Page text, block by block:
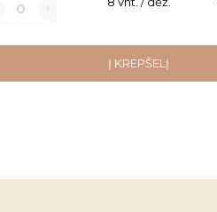
Į KREPŠELĮ